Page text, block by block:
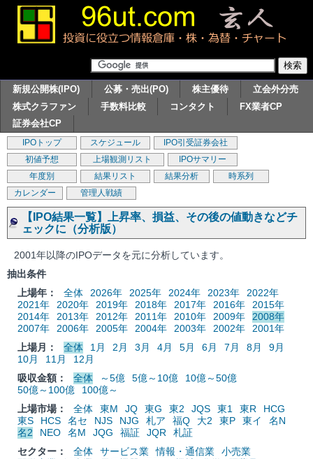
新規公開株(IPO) 公募・売出(PO) 株主優待
立会外分売
株式クラファン
手数料比較 コンタクト
FX業者CP
証券会社CP
IPOトップ スケジュール
IPO引受証券会社
初値予想
上場観測リスト
IPOサマリー
年度別
結果リスト 結果分析
時系列
カレンダー
管理人戦績
【IPO結果一覧】上昇率、損益、その後の値動きなどチ
ェックに（分析版）
2001年以降のIPOデータを元に分析しています。
抽出条件
上場年：
全体 2026年 2025年 2024年 2023年
2022年
2021年
2020年 2019年 2018年 2017年 2016年
2015年
2014年
2013年 2012年 2011年 2010年 2009年
2008年
2007年
2006年 2005年 2004年 2003年 2002年
2001年
上場月：
全体 1月 2月 3月 4月 5月 6月 7月 8月
9月
10月
11月
12月
吸収金額：
全体 ～5億 5億～10億
10億～50億
50億～100億
100億～
上場市場：
全体 東M JQ 東G 東2 JQS 東1 東R
HCG
東S
HCS 名セ NJS NJG 札ア 福Q 大2 東P 東イ
名N
名2
NEO 名M JQG 福証 JQR
札証
セクター：
全体 サービス業 情報・通信業
小売業